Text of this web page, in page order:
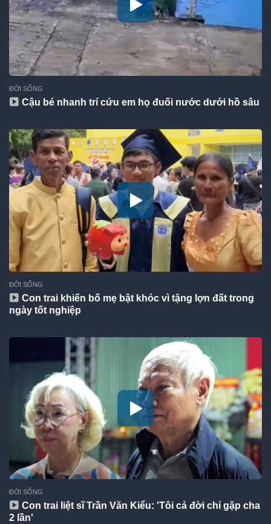
ĐỜI SỐNG
Cậu bé nhanh trí cứu em họ đuối nước dưới hồ sâu
ĐỜI SỐNG
Con trai khiến bố mẹ bật khóc vì tặng lợn đất trong
ngày tốt nghiệp
ĐỜI SỐNG
Con trai liệt sĩ Trần Văn Kiểu: 'Tôi cả đời chỉ gặp cha
2 lần'